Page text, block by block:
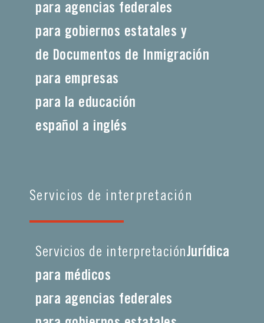
para agencias federales
para gobiernos estatales y
de Documentos de Inmigración
para empresas
para la educación
español a inglés
Servicios de interpretación
Servicios de interpretaciónJurídica
para médicos
para agencias federales